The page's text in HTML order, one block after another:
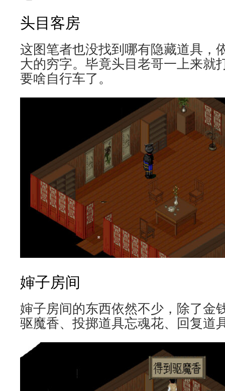
头目客房
这图笔者也没找到哪有隐藏道具，
大的穷字。毕竟头目老哥一上来就
要啥自行车了。
婶子房间
婶子房间的东西依然不少，除了金
驱魔香、投掷道具忘魂花、回复道